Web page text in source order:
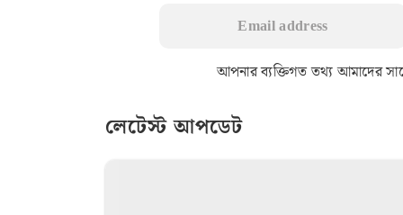
আপনার ব্যক্তিগত তথ্য আমাদের
লেটেস্ট আপডেট